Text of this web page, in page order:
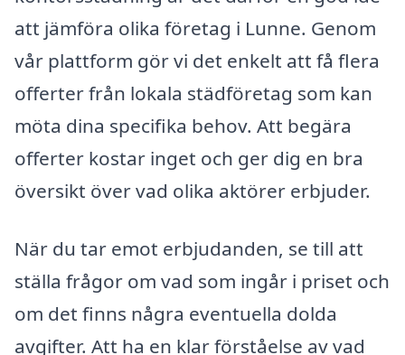
att jämföra olika företag i Lunne. Genom
vår plattform gör vi det enkelt att få flera
offerter från lokala städföretag som kan
möta dina specifika behov. Att begära
offerter kostar inget och ger dig en bra
översikt över vad olika aktörer erbjuder.
När du tar emot erbjudanden, se till att
ställa frågor om vad som ingår i priset och
om det finns några eventuella dolda
avgifter. Att ha en klar förståelse av vad